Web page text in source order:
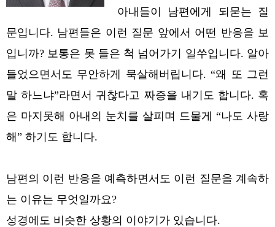
아내들이 남편에게 되묻는 질
문입니다. 남편들은 이런 질문 앞에서 어떤 반응을 보
입니까? 보통은 못 들은 척 넘어가기 일쑤입니다. 알아
들었으면서도 무안하게 묵살해버립니다. “왜 또 그런
말 하느냐”라면서 귀찮다고 짜증을 내기도 합니다. 혹
은 마지못해 아내의 눈치를 살피며 드물게 “나도 사랑
해” 하기도 합니다.
남편의 이런 반응을 예측하면서도 이런 질문을 계속하
는 이유는 무엇일까요?
성경에도 비슷한 상황의 이야기가 있습니다.